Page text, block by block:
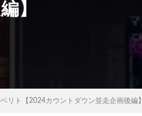
】
リト【2024カウントダウン並走企画後編】